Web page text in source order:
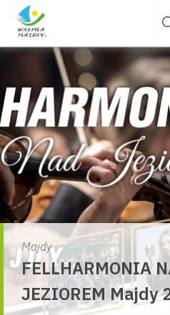
Skip
Majdy
FELLHARMONIA
JEZIOREM Majdy